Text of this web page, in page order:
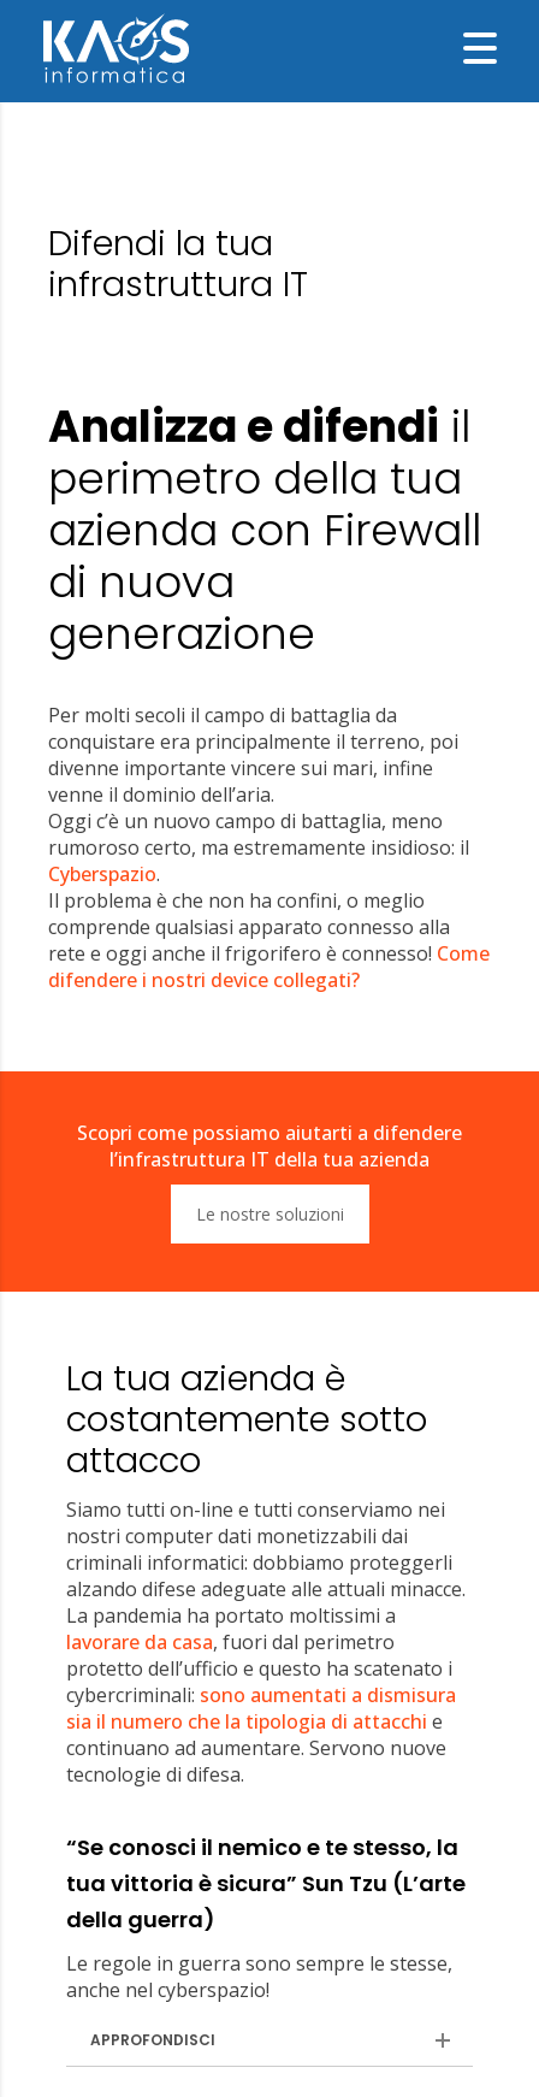
Difendi la tua
infrastruttura IT
Analizza e difendi il
perimetro della tua
azienda con Firewall
di nuova
generazione
Per molti secoli il campo di battaglia da
conquistare era principalmente il terreno, poi
divenne importante vincere sui mari, infine
venne il dominio dell’aria.
Oggi c’è un nuovo campo di battaglia, meno
rumoroso certo, ma estremamente insidioso: il
Cyberspazio.
Il problema è che non ha confini, o meglio
comprende qualsiasi apparato connesso alla
rete e oggi anche il frigorifero è connesso! Come
difendere i nostri device collegati?
Scopri come possiamo aiutarti a difendere
l’infrastruttura IT della tua azienda
Le nostre soluzioni
La tua azienda è
costantemente sotto
attacco
Siamo tutti on-line e tutti conserviamo nei
nostri computer dati monetizzabili dai
criminali informatici: dobbiamo proteggerli
alzando difese adeguate alle attuali minacce.
La pandemia ha portato moltissimi a
lavorare da casa, fuori dal perimetro
protetto dell’ufficio e questo ha scatenato i
cybercriminali: sono aumentati a dismisura
sia il numero che la tipologia di attacchi e
continuano ad aumentare. Servono nuove
tecnologie di difesa.
“Se conosci il nemico e te stesso, la
tua vittoria è sicura” Sun Tzu (L’arte
della guerra)
Le regole in guerra sono sempre le stesse,
anche nel cyberspazio!
APPROFONDISCI